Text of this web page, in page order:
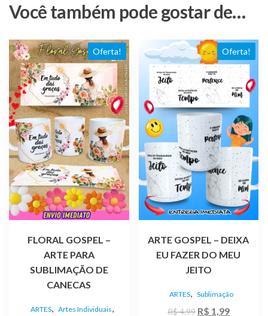
Você também pode gostar de…
Oferta!
FLORAL GOSPEL –
ARTE PARA
SUBLIMAÇÃO DE
CANECAS
ARTES, Artes Individuais,
Oferta!
ARTE GOSPEL – DEIXA
EU FAZER DO MEU
JEITO
ARTES, Sublimação
R$4,99 O
R$ 1,99O